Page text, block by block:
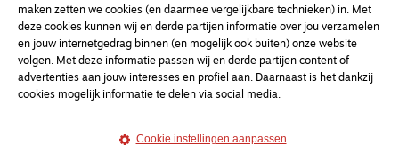
NL46 INGB 0117 5827 86
info@onderwegonline.nl
maken zetten we cookies (en daarmee vergelijkbare technieken) in. Met
deze cookies kunnen wij en derde partijen informatie over jou verzamelen
en jouw internetgedrag binnen (en mogelijk ook buiten) onze website
volgen. Met deze informatie passen wij en derde partijen content of
advertenties aan jouw interesses en profiel aan. Daarnaast is het dankzij
cookies mogelijk informatie te delen via social media.
Cookie instellingen aanpassen